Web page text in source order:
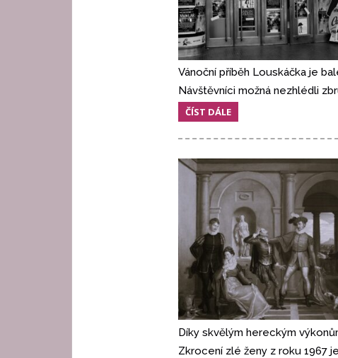
Vánoční příběh Louskáčka je
Návštěvníci možná nezhlédli
ČÍST DÁLE
Díky skvělým hereckým
Zkrocení zlé ženy z roku 1967